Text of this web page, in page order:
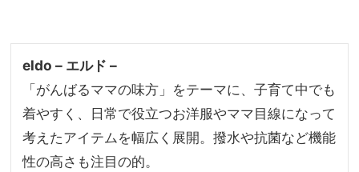
eldo – エルド –
「がんばるママの味方」をテーマに、子育て中でも
着やすく、日常で役立つお洋服やママ目線になって
考えたアイテムを幅広く展開。撥水や抗菌など機能
性の高さも注目の的。